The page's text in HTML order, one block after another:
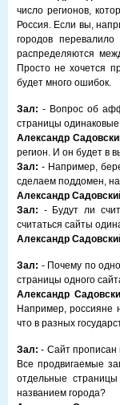
число регионов,
Россия. Если вы,
городов
распределяются
Просто не хочется
будет много ошибок.
Зал: - Вопрос об
страницы
Александр
регион. И он будет в
Зал: - Например,
сделаем поддомен,
Александр
Зал: - Будут ли
считаться сайты
Александр
Зал: - Почему по
страницы одного
Александр
Например, россияне
что в разных
Зал: - Сайт прописан
Все продвигаемые
отдельные
названием города?